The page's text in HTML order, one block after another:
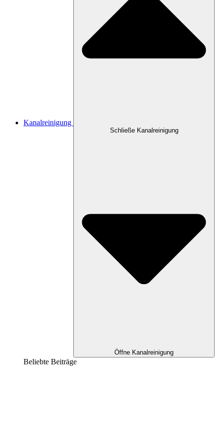
Kanalreinigung
Schließe Kanalreinigung
Öffne Kanalreinigung
Beliebte Beiträge